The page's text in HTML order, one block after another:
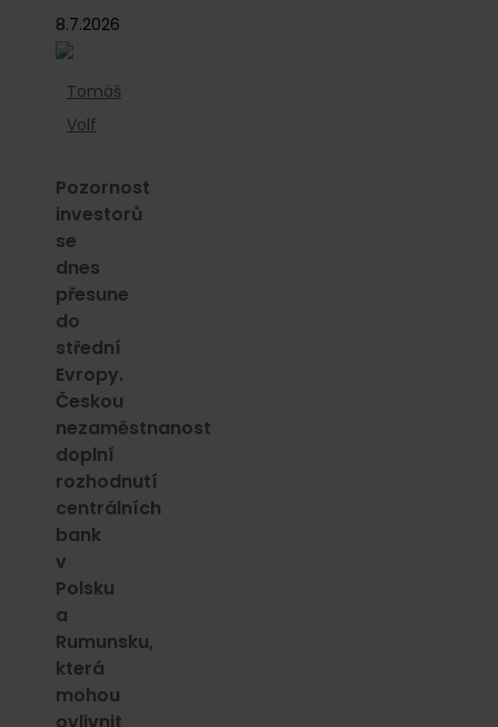
8.7.2026
Tomáš
Volf
Pozornost
investorů
se
dnes
přesune
do
střední
Evropy.
Českou
nezaměstnanost
doplní
rozhodnutí
centrálních
bank
v
Polsku
a
Rumunsku,
která
mohou